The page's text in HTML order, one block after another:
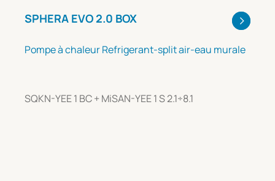
SPHERA EVO 2.0 BOX
Pompe à chaleur Refrigerant-split air-eau murale
SQKN-YEE 1 BC + MiSAN-YEE 1 S 2.1÷8.1